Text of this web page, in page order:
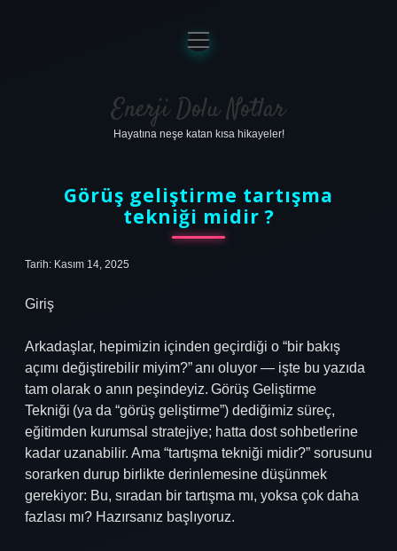
Anasayfa
Gizlilik Politikası
Yasal Uyarı
menüyü
aç
Enerji Dolu Notlar
Hayatına neşe katan kısa hikayeler!
Görüş geliştirme tartışma
tekniği midir ?
Tarih: Kasım 14, 2025
Giriş
Arkadaşlar, hepimizin içinden geçirdiği o “bir bakış
açımı değiştirebilir miyim?” anı oluyor — işte bu yazıda
tam olarak o anın peşindeyiz. Görüş Geliştirme
Tekniği (ya da “görüş geliştirme”) dediğimiz süreç,
eğitimden kurumsal stratejiye; hatta dost sohbetlerine
kadar uzanabilir. Ama “tartışma tekniği midir?” sorusunu
sorarken durup birlikte derinlemesine düşünmek
gerekiyor: Bu, sıradan bir tartışma mı, yoksa çok daha
fazlası mı? Hazırsanız başlıyoruz.